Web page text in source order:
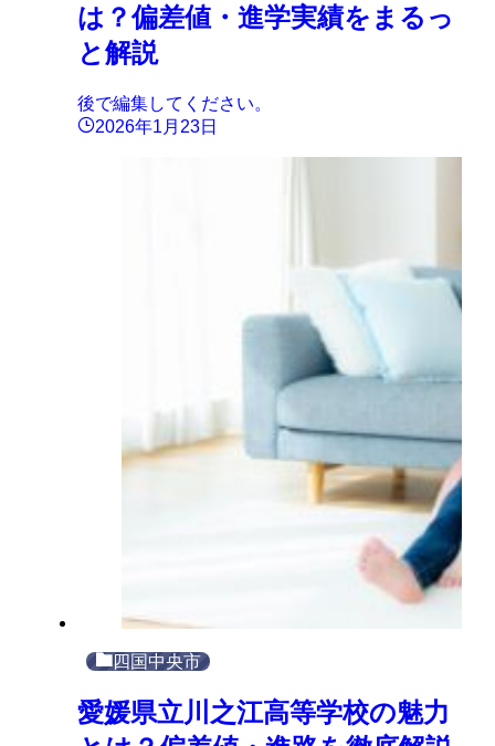
は？偏差値・進学実績をまるっ
と解説
後で編集してください。
2026年1月23日
四国中央市
愛媛県立川之江高等学校の魅力